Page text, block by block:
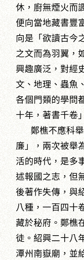
休，廚無煙火而
便向當地藏書豐
向是「欲讀古今
之文而為羽翼，
興趣廣泛，對經
文、地理、蟲魚
各個門類的學問
十年，著書千卷
鄭樵不應科舉
廉」，兩次被舉
活的時代，是多
述報國之志，但
後著作失傳，與
八種，一百四十
藏於秘府。鄭樵
徒。紹興二十八
潭州南嶽廟，並